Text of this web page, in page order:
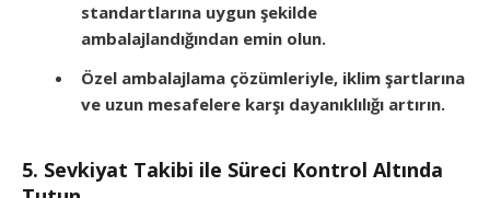
standartlarına uygun şekilde
ambalajlandığından emin olun.
Özel ambalajlama çözümleriyle, iklim şartlarına
ve uzun mesafelere karşı dayanıklılığı artırın.
5. Sevkiyat Takibi ile Süreci Kontrol Altında